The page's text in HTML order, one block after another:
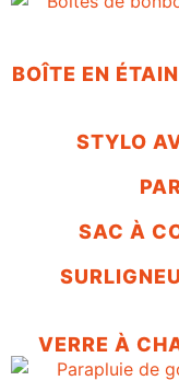
BOÎTE EN
STYLO
SAC À
VERRE À